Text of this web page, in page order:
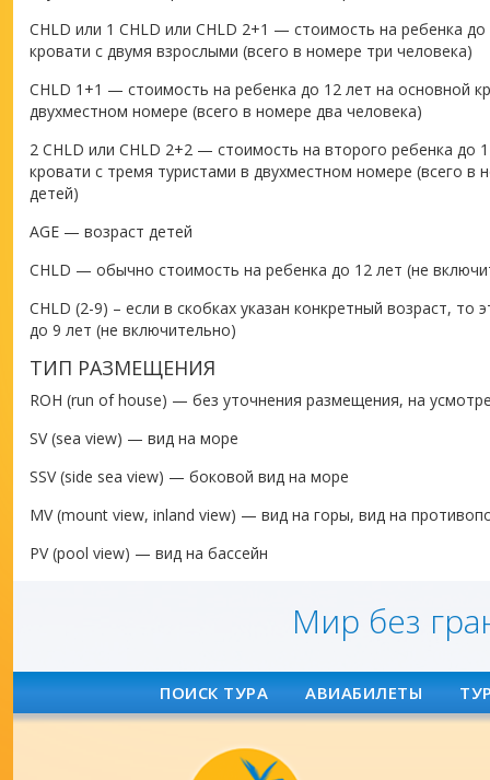
CHLD или 1 CHLD или CHLD 2+1 — стоимость на ребенка
кровати с двумя взрослыми (всего в номере три человека)
CHLD 1+1 — стоимость на ребенка до 12 лет на основной
двухместном номере (всего в номере два человека)
2 CHLD или CHLD 2+2 — стоимость на второго ребенка до
кровати с тремя туристами в двухместном номере (всего в
детей)
AGE — возраст детей
CHLD — обычно стоимость на ребенка до 12 лет (не
CHLD (2-9) – если в скобках указан конкретный возраст, то
до 9 лет (не включительно)
ТИП РАЗМЕЩЕНИЯ
ROH (run of house) — без уточнения размещения, на
SV (sea view) — вид на море
SSV (side sea view) — боковой вид на море
MV (mount view, inland view) — вид на горы, вид на
PV (pool view) — вид на бассейн
Мир без
ПОИСК ТУРА АВИАБИЛЕТЫ